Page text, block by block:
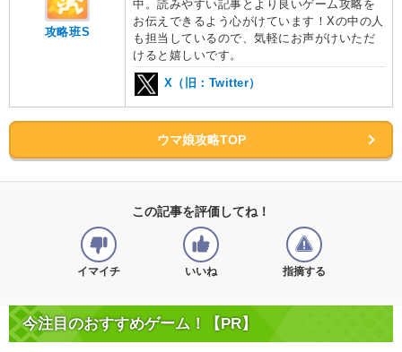
攻略班S
中。読みやすい記事とより良いゲーム攻略を
お伝えできるよう心がけています！Xの中の人
も担当しているので、気軽にお声がけいただ
けると嬉しいです。
X（旧：Twitter）
ウマ娘攻略TOP
この記事を評価してね！
イマイチ いいね 指摘する
今注目のおすすめゲーム！【PR】